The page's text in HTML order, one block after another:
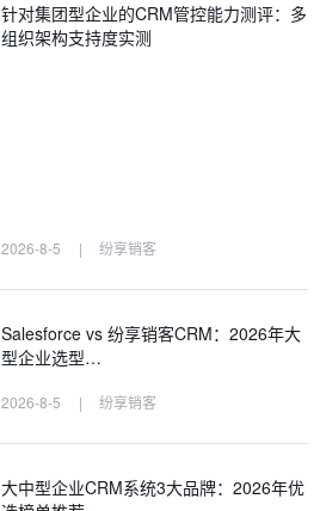
针对集团型企业的CRM管控能力测评：多
组织架构支持度实测
2026-8-5 | 纷享销客
Salesforce vs 纷享销客CRM：2026年大
型企业选型…
2026-8-5 | 纷享销客
大中型企业CRM系统3大品牌：2026年优